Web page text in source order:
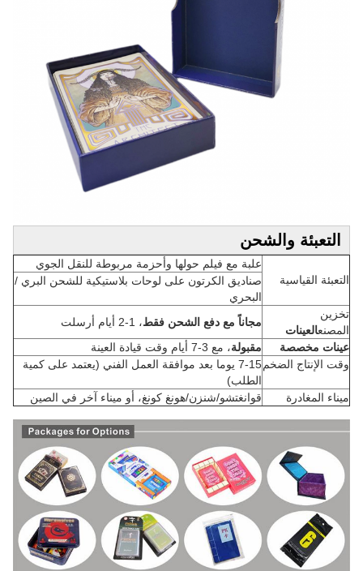
التعبئة والشحن
التعبئة القياسية
علبة مع فيلم حولها وأحزمة مربوطة للنقل الجوي
صناديق الكرتون على لوحات بلاستيكية للشحن البري /
البحري
تخزين
المصنعالعينات
مجاناً مع دفع الشحن فقط، 1-2 أيام أرسلت
عينات مخصصة
مقبولة، مع 3-7 أيام وقت قيادة العينة
وقت الإنتاج الضخم
7-15 يوما بعد موافقة العمل الفني (يعتمد على كمية
الطلب)
ميناء المغادرة
قوانغتشو/شنزن/هونغ كونغ، أو ميناء آخر في الصين